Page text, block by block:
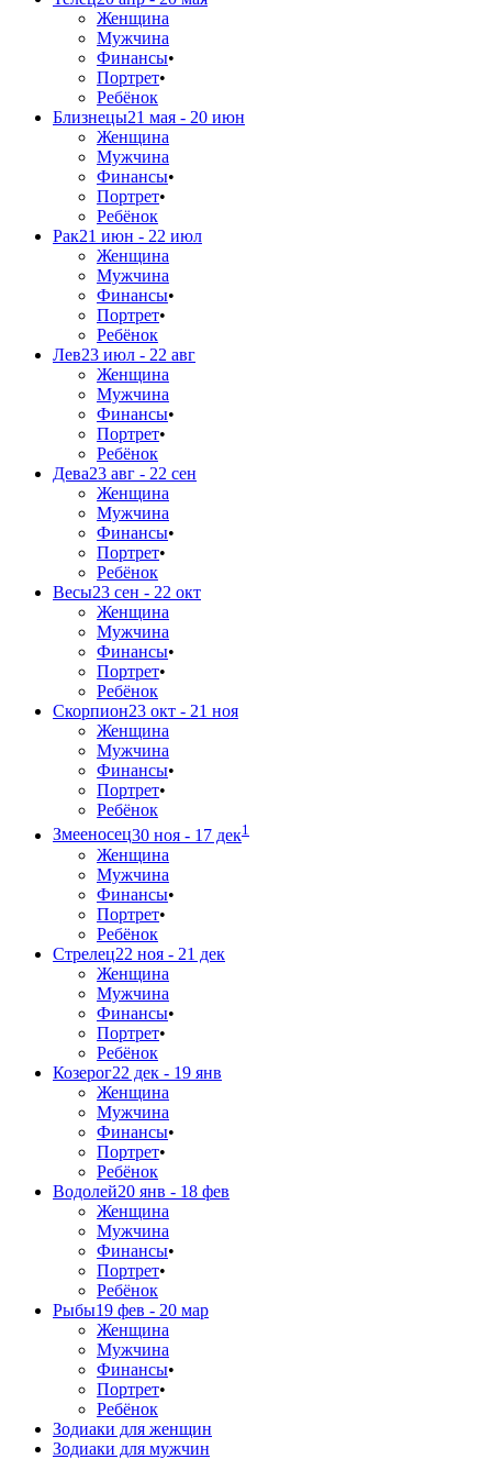
Женщина
Мужчина
Финансы•
Портрет•
Ребёнок
Близнецы21 мая - 20 июн
Женщина
Мужчина
Финансы•
Портрет•
Ребёнок
Рак21 июн - 22 июл
Женщина
Мужчина
Финансы•
Портрет•
Ребёнок
Лев23 июл - 22 авг
Женщина
Мужчина
Финансы•
Портрет•
Ребёнок
Дева23 авг - 22 сен
Женщина
Мужчина
Финансы•
Портрет•
Ребёнок
Весы23 сен - 22 окт
Женщина
Мужчина
Финансы•
Портрет•
Ребёнок
Скорпион23 окт - 21 ноя
Женщина
Мужчина
Финансы•
Портрет•
Ребёнок
Змееносец30 ноя - 17 дек1
Женщина
Мужчина
Финансы•
Портрет•
Ребёнок
Стрелец22 ноя - 21 дек
Женщина
Мужчина
Финансы•
Портрет•
Ребёнок
Козерог22 дек - 19 янв
Женщина
Мужчина
Финансы•
Портрет•
Ребёнок
Водолей20 янв - 18 фев
Женщина
Мужчина
Финансы•
Портрет•
Ребёнок
Рыбы19 фев - 20 мар
Женщина
Мужчина
Финансы•
Портрет•
Ребёнок
Зодиаки для женщин
Зодиаки для мужчин